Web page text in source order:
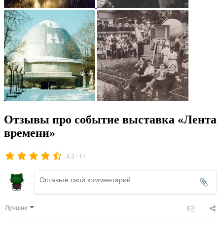
Отзывы про событие выставка «Лента
времени»
4.3 / 11
Лучшие